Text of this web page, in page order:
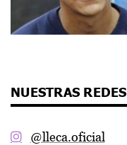
NUESTRAS REDES
@lleca.oficial